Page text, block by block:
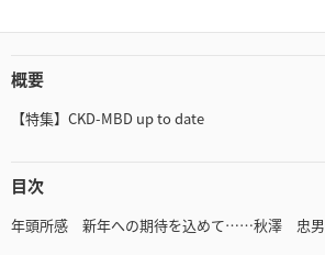
概要
【特集】CKD-MBD up to date
目次
年頭所感 新年への期待を込めて……秋澤 忠男